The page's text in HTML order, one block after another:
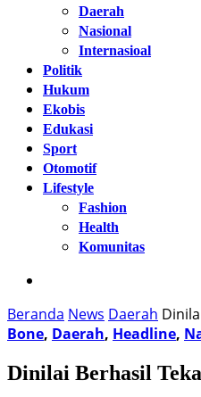
Daerah
Nasional
Internasioal
Politik
Hukum
Ekobis
Edukasi
Sport
Otomotif
Lifestyle
Fashion
Health
Komunitas
Beranda News Daerah
Bone, Daerah, Headline,
Dinilai Berhasil